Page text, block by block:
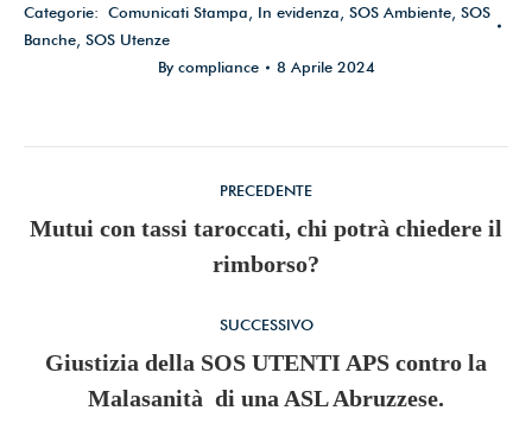
Categorie: Comunicati Stampa In evidenza SOS Ambiente SOS
Banche SOS Utenze
Bycompliance 8 Aprile 2024
di
PRECEDENTE
Stile
dell'anteprima:
Mutui con tassi taroccati, chi potrà chiedere il
rimborso?
SUCCESSIVO
Numero
di
Giustizia della SOS UTENTI APS contro la
Malasanità di una ASL Abruzzese.